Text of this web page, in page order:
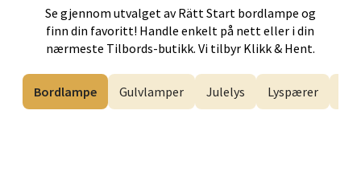
Se gjennom utvalget avRätt Start bordlampe og
finn din favoritt! Handle enkelt på nett eller i din
nærmeste Tilbords-butikk. Vi tilbyr Klikk & Hent.
Bordlampe Gulvlamper Julelys Lyspærer